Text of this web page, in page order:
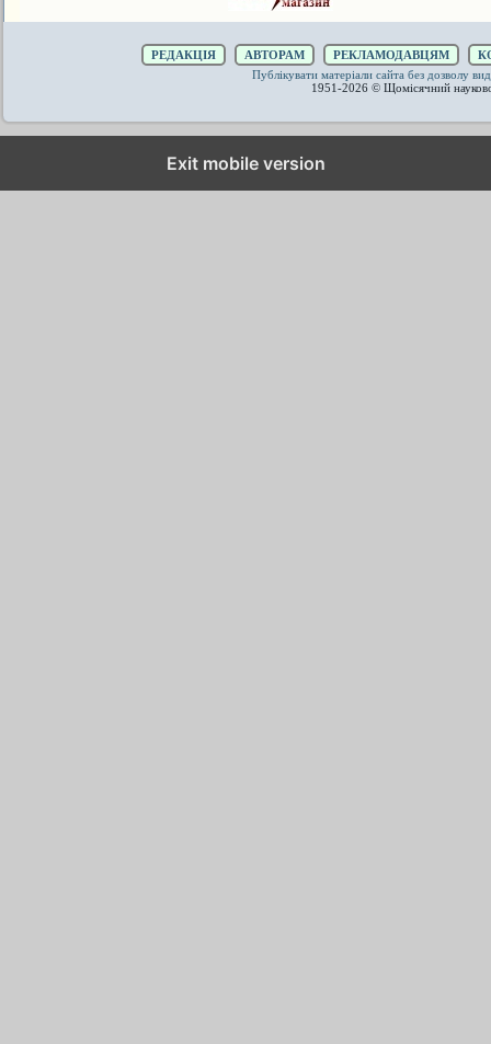
РЕДАКЦІЯ АВТОРАМ РЕКЛАМОДАВЦЯМ
Публікувати матеріали сайта без дозволу
1951-2026 © Щомісячний
Exit mobile version